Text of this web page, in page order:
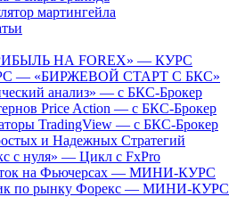
мартингейла
НА FOREX» — КУРС
— «БИРЖЕВОЙ СТАРТ С БКС»
анализ» — с БКС-Брокер
Price Action — с БКС-Брокер
TradingView — с БКС-Брокер
и Надежных Стратегий
с нуля» — Цикл с FxPro
на Фьючерсах — МИНИ-КУРС
по рынку Форекс — МИНИ-КУРС